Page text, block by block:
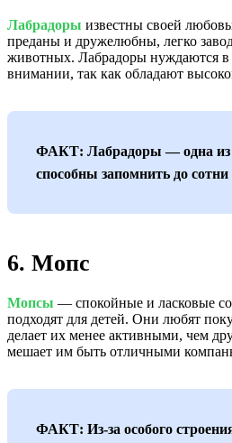
Лабрадоры известны своей
преданы и дружелюбны, легко
животных. Лабрадоры нуждаются в
внимании, так как обладают
ФАКТ: Лабрадоры — одна из
способны запомнить до
6. Мопс
Мопсы — спокойные и ласковые
подходят для детей. Они любят
делает их менее активными, чем
мешает им быть отличными
ФАКТ: Из-за особого